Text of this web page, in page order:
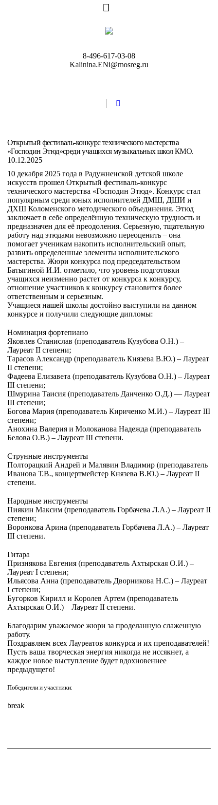
8-496-617-03-08
Kalinina.ENi@mosreg.ru
Открытый фестиваль-конкурс технического мастерства
«Господин Этюд»среди учащихся музыкальных школ КМО.
10.12.2025
10 декабря 2025 года в Радужненской детской школе
искусств прошел Открытый фестиваль-конкурс
технического мастерства «Господин Этюд». Конкурс стал
популярным среди юных исполнителей ДМШ, ДШИ и
ДХШ Коломенского методического объединения. Этюд
заключает в себе определённую техническую трудность и
предназначен для её преодоления. Серьезную, тщательную
работу над этюдами невозможно переоценить – она
помогает ученикам накопить исполнительский опыт,
развить определенные элементы исполнительского
мастерства. Жюри конкурса под председательством
Батыгиной И.И. отметило, что уровень подготовки
учащихся неизменно растет от конкурса к конкурсу,
отношение участников к конкурсу становится более
ответственным и серьезным.
Учащиеся нашей школы достойно выступили на данном
конкурсе и получили следующие дипломы:
Номинация фортепиано
Яковлев Станислав (преподаватель Кузубова О.Н.) –
Лауреат II степени;
Тарасов Александр (преподаватель Князева В.Ю.) – Лауреат
II степени;
Фадеева Елизавета (преподаватель Кузубова О.Н.) – Лауреат
III степени;
Шмурина Таисия (преподаватель Данченко О.Д.) — Лауреат
III степени;
Богова Мария (преподаватель Кириченко М.И.) – Лауреат III
степени;
Анохина Валерия и Молоканова Надежда (преподаватель
Белова О.В.) – Лауреат III степени.
Струнные инструменты
Полторацкий Андрей и Малявин Владимир (преподаватель
Иванова Т.В., концертмейстер Князева В.Ю.) – Лауреат II
степени.
Народные инструменты
Пиякин Максим (преподаватель Горбачева Л.А.) – Лауреат II
степени;
Воронкова Арина (преподаватель Горбачева Л.А.) – Лауреат
III степени.
Гитара
Признякова Евгения (преподаватель Ахтырская О.И.) –
Лауреат I степени;
Ильясова Анна (преподаватель Дворникова Н.С.) – Лауреат
I степени;
Бугорков Кирилл и Королев Артем (преподаватель
Ахтырская О.И.) – Лауреат II степени.
Благодарим уважаемое жюри за проделанную слаженную
работу.
Поздравляем всех Лауреатов конкурса и их преподавателей!
Пусть ваша творческая энергия никогда не иссякнет, а
каждое новое выступление будет вдохновеннее
предыдущего!
Победители и участники:
break